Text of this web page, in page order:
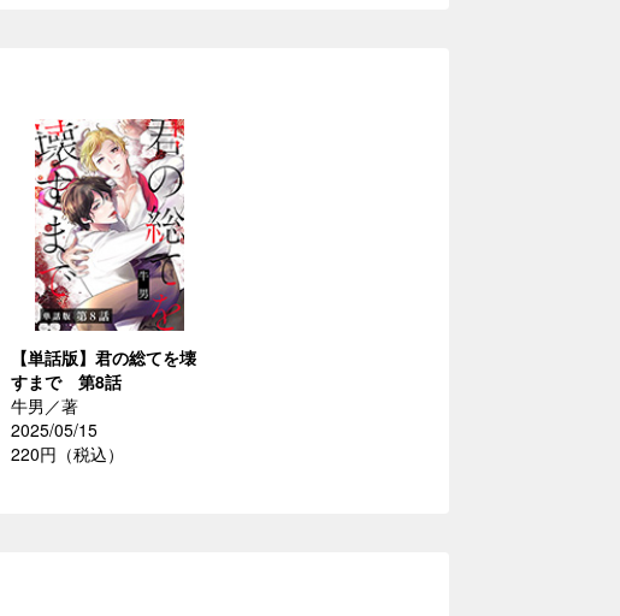
【単話版】君の総てを壊
すまで 第8話
牛男／著
2025/05/15
220円（税込）